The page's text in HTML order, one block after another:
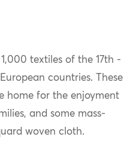
textiles of the 17th -
countries. These
home for the enjoyment
and some mass-
woven cloth.